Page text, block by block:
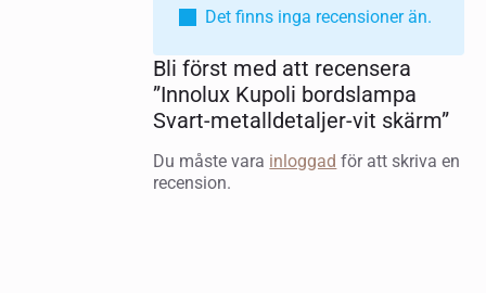
Det finns inga recensioner än.
Bli först med att recensera
”Innolux Kupoli bordslampa
Svart-metalldetaljer-vit skärm”
Du måste vara inloggad för att skriva en
recension.